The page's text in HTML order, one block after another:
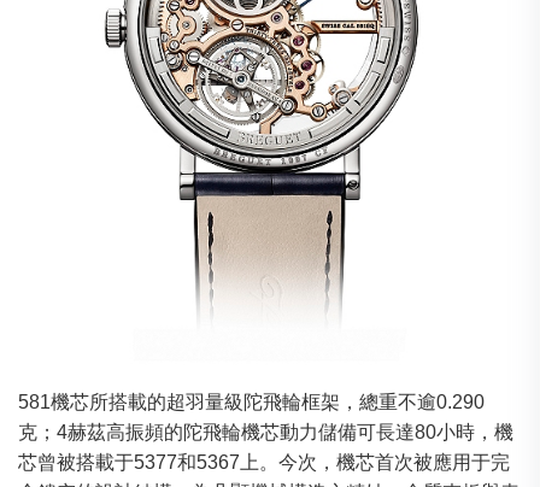
581機芯所搭載的超羽量級陀飛輪框架，總重不逾0.290
克；4赫茲高振頻的陀飛輪機芯動力儲備可長達80小時，機
芯曾被搭載于5377和5367上。今次，機芯首次被應用于完